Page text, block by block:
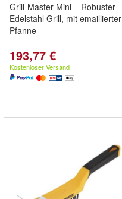
Grill-Master Mini – Robuster
Edelstahl Grill, mit emaillierter
Pfanne
193,77 €
Kostenloser Versand